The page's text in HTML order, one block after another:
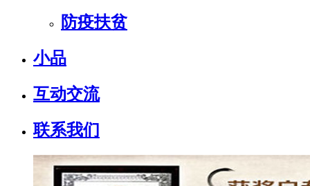
防疫扶贫
小品
互动交流
联系我们